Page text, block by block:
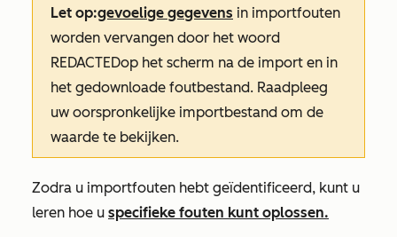
Let op:gevoelige gegevens in importfouten
worden vervangen door het woord
REDACTEDop het scherm na de import en in
het gedownloade foutbestand. Raadpleeg
uw oorspronkelijke importbestand om de
waarde te bekijken.
Zodra u importfouten hebt geïdentificeerd, kunt u
leren hoe u specifieke fouten kunt oplossen.